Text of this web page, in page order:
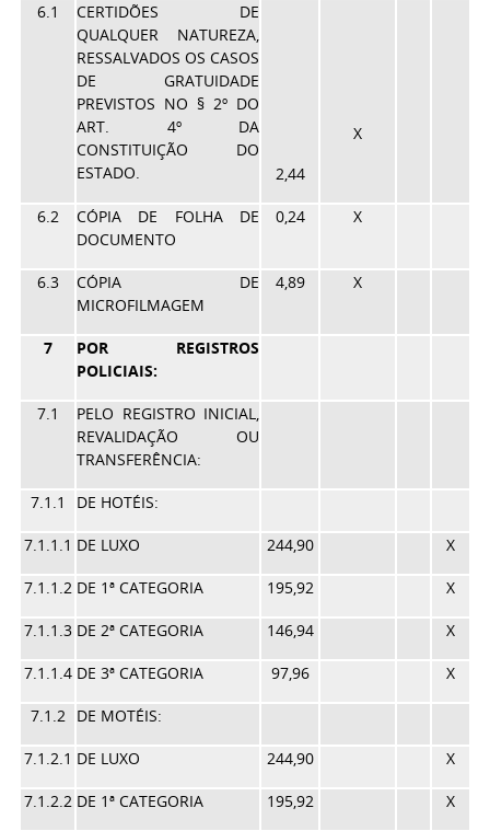
6.1
CERTIDÕES DE
QUALQUER NATUREZA,
RESSALVADOS OS CASOS
DE GRATUIDADE
PREVISTOS NO § 2º DO
ART. 4º DA
CONSTITUIÇÃO DO
ESTADO.
2,44
X
6.2
CÓPIA DE FOLHA DE
DOCUMENTO
0,24 X
6.3
CÓPIA DE
MICROFILMAGEM
4,89 X
7
POR REGISTROS
POLICIAIS:
7.1
PELO REGISTRO INICIAL,
REVALIDAÇÃO OU
TRANSFERÊNCIA:
7.1.1 DE HOTÉIS:
7.1.1.1 DE LUXO 244,90 X
7.1.1.2 DE 1ª CATEGORIA 195,92 X
7.1.1.3 DE 2ª CATEGORIA 146,94 X
7.1.1.4 DE 3ª CATEGORIA 97,96 X
7.1.2 DE MOTÉIS:
7.1.2.1 DE LUXO 244,90 X
7.1.2.2 DE 1ª CATEGORIA 195,92 X